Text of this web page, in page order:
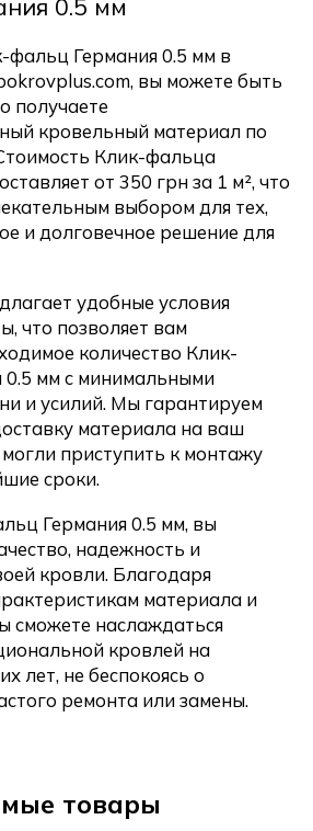
0.5 мм
фальц Германия 0.5 мм в
вы можете быть
получаете
кровельный материал по
Клик-фальца
от 350 грн за 1 м², что
выбором для тех,
и долговечное решение для
удобные условия
что позволяет вам
количество Клик-
мм с минимальными
и усилий. Мы гарантируем
материала на ваш
приступить к монтажу
сроки.
Германия 0.5 мм, вы
надежность и
кровли. Благодаря
материала и
сможете наслаждаться
кровлей на
лет, не беспокоясь о
ремонта или замены.
товары
Отправить